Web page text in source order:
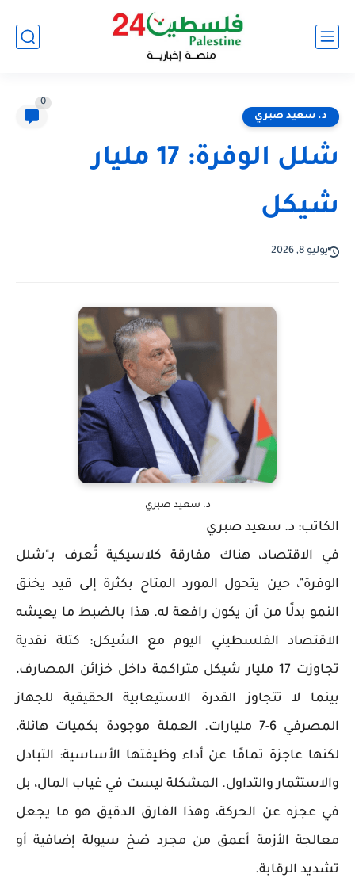
د. سعيد صبري
0
شلل الوفرة: 17 مليار
شيكل
يوليو 8, 2026
د. سعيد صبري
الكاتب: د. سعيد صبري
في الاقتصاد، هناك مفارقة كلاسيكية تُعرف بـ"شلل
الوفرة"، حين يتحول المورد المتاح بكثرة إلى قيد يخنق
النمو بدلًا من أن يكون رافعة له. هذا بالضبط ما يعيشه
الاقتصاد الفلسطيني اليوم مع الشيكل: كتلة نقدية
تجاوزت 17 مليار شيكل متراكمة داخل خزائن المصارف،
بينما لا تتجاوز القدرة الاستيعابية الحقيقية للجهاز
المصرفي 6-7 مليارات. العملة موجودة بكميات هائلة،
لكنها عاجزة تمامًا عن أداء وظيفتها الأساسية: التبادل
والاستثمار والتداول. المشكلة ليست في غياب المال، بل
في عجزه عن الحركة، وهذا الفارق الدقيق هو ما يجعل
معالجة الأزمة أعمق من مجرد ضخ سيولة إضافية أو
تشديد الرقابة.